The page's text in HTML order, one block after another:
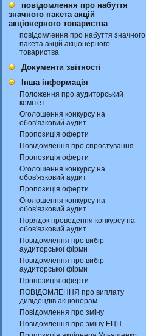
повідомлення про набуття
значного пакета акцій
акціонерного товариства
повідомлення про набуття значного
пакета акцій акціонерного
товариства
Документи звітності
Інша інформація
Положення про аудиторський
комітет
Оголошення конкурсу на
обов'язковий аудит
Пропозиція оферти
Повідомлення про спростування
Пропозиція оферти
Оголошення конкурсу на
обов'язковий аудит
Пропозиція оферти
Оголошення конкурсу на
обов'язковий аудит
Порядок проведення конкурсу на
обов'язковий аудит
Повідомлення про вибір
аудиторської фірми
Повідомлення про вибір
аудиторської фірми
Пропозиція оферти
ПОВІДОМЛЕННЯ про виплату
дивідендів акціонерам
Повідомлення про зміну
Повідомлення про зміну ЕЦП